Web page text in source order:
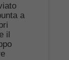
a
il